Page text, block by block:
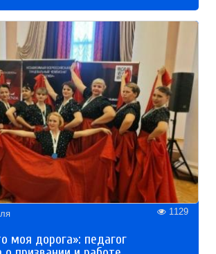
1129
моя дорога»: педагог